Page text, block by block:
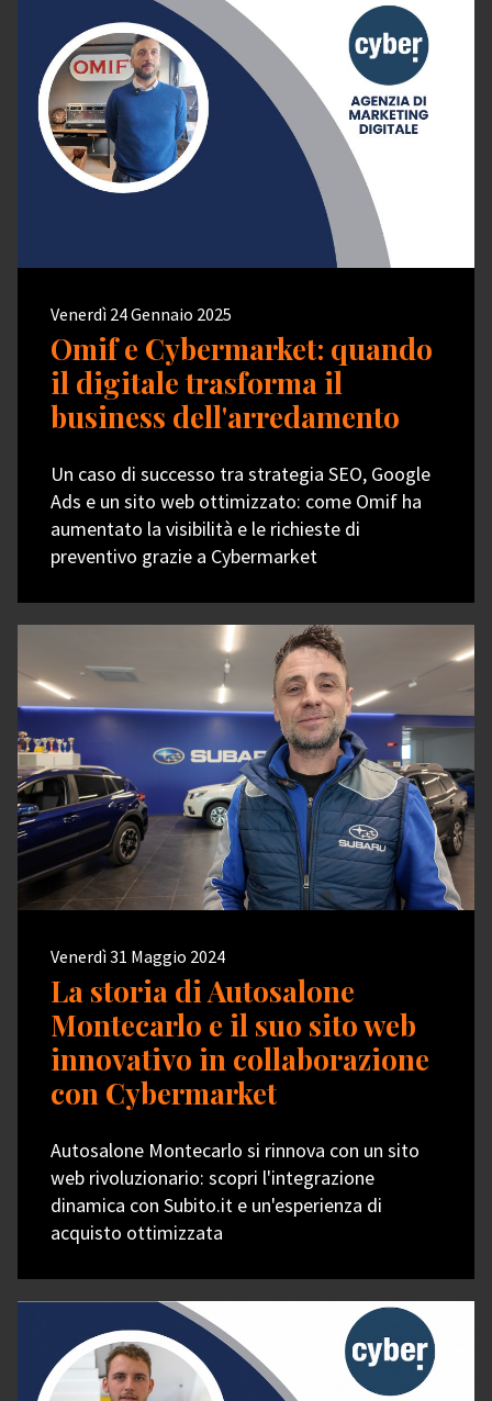
Venerdì 24 Gennaio 2025
Omif e Cybermarket: quando
il digitale trasforma il
business dell'arredamento
Un caso di successo tra strategia SEO, Google
Ads e un sito web ottimizzato: come Omif ha
aumentato la visibilità e le richieste di
preventivo grazie a Cybermarket
Venerdì 31 Maggio 2024
La storia di Autosalone
Montecarlo e il suo sito web
innovativo in collaborazione
con Cybermarket
Autosalone Montecarlo si rinnova con un sito
web rivoluzionario: scopri l'integrazione
dinamica con Subito.it e un'esperienza di
acquisto ottimizzata